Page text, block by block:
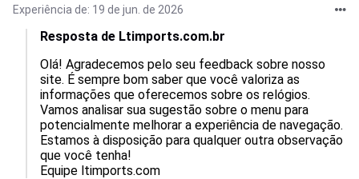
Experiência de: 19 de jun. de 2026
Resposta de Ltimports.com.br
Olá! Agradecemos pelo seu feedback sobre nosso
site. É sempre bom saber que você valoriza as
informações que oferecemos sobre os relógios.
Vamos analisar sua sugestão sobre o menu para
potencialmente melhorar a experiência de navegação.
Estamos à disposição para qualquer outra observação
que você tenha!
Equipe ltimports.com